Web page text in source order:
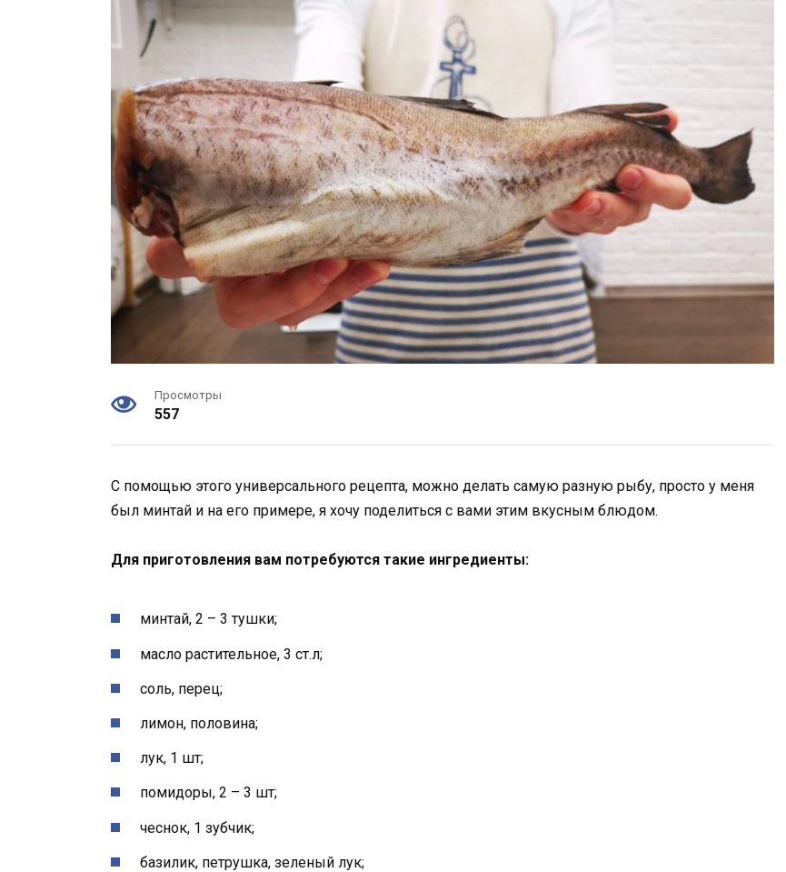
Просмотры
557
С помощью этого универсального рецепта, можно делать самую разную рыбу, просто у меня
был минтай и на его примере, я хочу поделиться с вами этим вкусным блюдом.
Для приготовления вам потребуются такие ингредиенты:
минтай, 2 – 3 тушки;
масло растительное, 3 ст.л;
соль, перец;
лимон, половина;
лук, 1 шт;
помидоры, 2 – 3 шт;
чеснок, 1 зубчик;
базилик, петрушка, зеленый лук;